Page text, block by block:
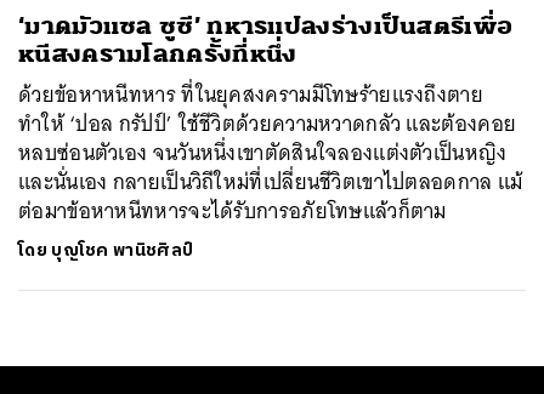
‘มาดมัวแซล ซูซี’ ทหารแปลงร่างเป็นสตรีเพื่อ
หนีสงครามโลกครั้งที่หนึ่ง
ด้วยข้อหาหนีทหาร ที่ในยุคสงครามมีโทษร้ายแรงถึงตาย
ทำให้ ‘ปอล กรัปป์’ ใช้ชีวิตด้วยความหวาดกลัว และต้องคอย
หลบซ่อนตัวเอง จนวันหนึ่งเขาตัดสินใจลองแต่งตัวเป็นหญิง
และนั่นเอง กลายเป็นวิถีใหม่ที่เปลี่ยนชีวิตเขาไปตลอดกาล แม้
ต่อมาข้อหาหนีทหารจะได้รับการอภัยโทษแล้วก็ตาม
โดย บุญโชค พานิชศิลป์